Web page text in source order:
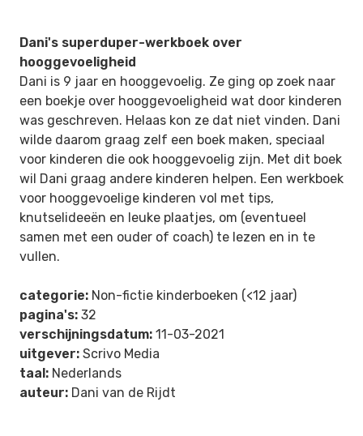
Dani's superduper-werkboek over
hooggevoeligheid
Dani is 9 jaar en hooggevoelig. Ze ging op zoek naar
een boekje over hooggevoeligheid wat door kinderen
was geschreven. Helaas kon ze dat niet vinden. Dani
wilde daarom graag zelf een boek maken, speciaal
voor kinderen die ook hooggevoelig zijn. Met dit boek
wil Dani graag andere kinderen helpen. Een werkboek
voor hooggevoelige kinderen vol met tips,
knutselideeën en leuke plaatjes, om (eventueel
samen met een ouder of coach) te lezen en in te
vullen.
categorie: Non-fictie kinderboeken (<12 jaar)
pagina's: 32
verschijningsdatum: 11-03-2021
uitgever: Scrivo Media
taal: Nederlands
auteur: Dani van de Rijdt